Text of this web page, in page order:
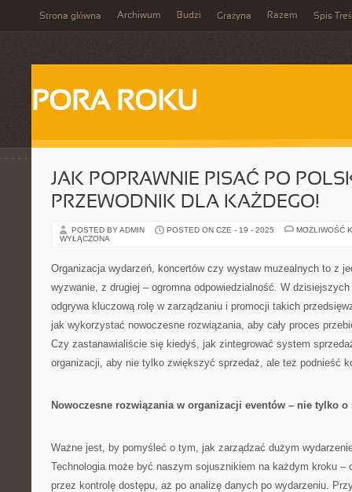
Strona główna Archiwum Budzi Grażyna Razem Spis
PORA ROKU
JAK POPRAWNIE PISAĆ PO
PRZEWODNIK DLA KAŻDEGO!
POSTED BY ADMIN POSTED ON CZE - 19 - 2025
MOŻLIWOŚĆ
WYŁĄCZONA
Organizacja wydarzeń, koncertów czy wystaw muzealnych to z
wyzwanie, z drugiej – ogromna odpowiedzialność. W
odgrywa kluczową rolę w zarządzaniu i promocji takich
jak wykorzystać nowoczesne rozwiązania, aby cały proces
Czy zastanawialiście się kiedyś, jak zintegrować system
organizacji, aby nie tylko zwiększyć sprzedaż, ale też podnieść
Nowoczesne rozwiązania w organizacji eventów – nie tylko
Ważne jest, by pomyśleć o tym, jak zarządzać dużym
Technologia może być naszym sojusznikiem na każdym kroku –
przez kontrolę dostępu, aż po analizę danych po wydarzeniu.